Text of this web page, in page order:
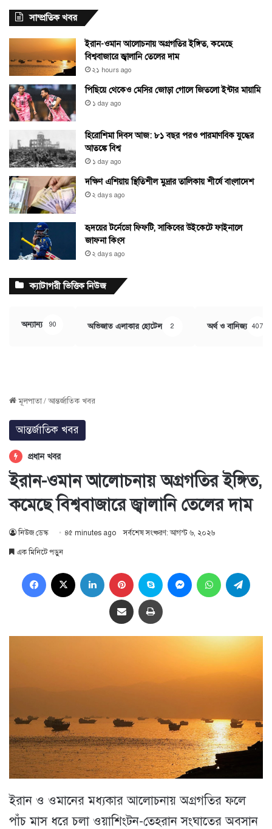
সাম্প্রতিক খবর
ইরান-ওমান আলোচনায় অগ্রগতির ইঙ্গিত, কমেছে
বিশ্ববাজারে জ্বালানি তেলের দাম
২১ hours ago
পিছিয়ে থেকেও মেসির জোড়া গোলে জিতলো ইন্টার মায়ামি
১ day ago
হিরোশিমা দিবস আজ: ৮১ বছর পরও পারমাণবিক যুদ্ধের
আতঙ্কে বিশ্ব
১ day ago
দক্ষিণ এশিয়ায় স্থিতিশীল মুদ্রার তালিকায় শীর্ষে বাংলাদেশ
২ days ago
হৃদয়ের টর্নেডো ফিফটি, সাকিবের উইকেটে ফাইনালে
জাফনা কিংস
২ days ago
ক্যাটাগরী ভিত্তিক নিউজ
অন্যান্য 90 অভিজাত এলাকার হোটেল 2 অর্থ ও বানিজ্য 407